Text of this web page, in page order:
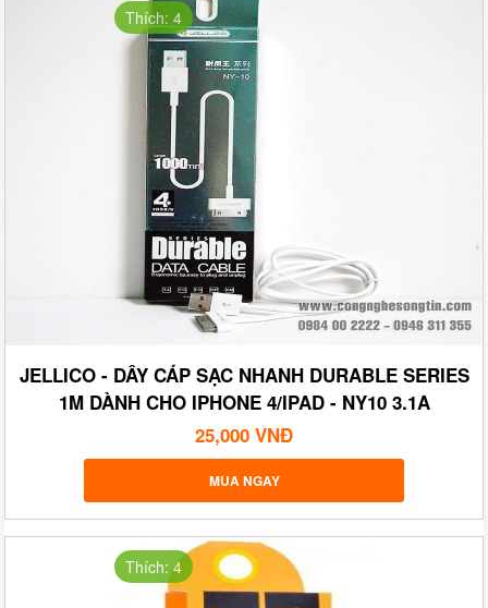
Thích: 4
JELLICO - DÂY CÁP SẠC NHANH DURABLE SERIES
1M DÀNH CHO IPHONE 4/IPAD - NY10 3.1A
25,000 VNĐ
MUA NGAY
Thích: 4